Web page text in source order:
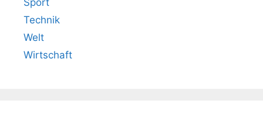
Technik
Welt
Wirtschaft